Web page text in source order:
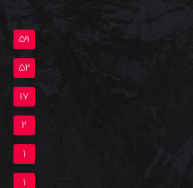
59
52
17
2
1
1